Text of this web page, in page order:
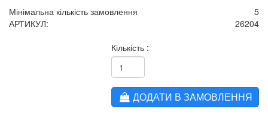
Мінімальна кількість замовлення
5
АРТИКУЛ:
26204
Кількість :
ДОДАТИ В ЗАМОВЛЕННЯ